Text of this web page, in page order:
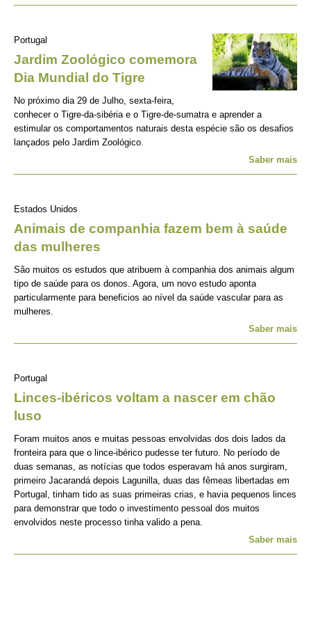
Portugal
Jardim Zoológico comemora
Dia Mundial do Tigre
No próximo dia 29 de Julho, sexta-feira,
conhecer o Tigre-da-sibéria e o Tigre-de-sumatra e aprender a
estimular os comportamentos naturais desta espécie são os desafios
lançados pelo Jardim Zoológico.
Saber mais
Estados Unidos
Animais de companhia fazem bem à saúde
das mulheres
São muitos os estudos que atribuem à companhia dos animais algum
tipo de saúde para os donos. Agora, um novo estudo aponta
particularmente para beneficios ao nível da saúde vascular para as
mulheres.
Saber mais
Portugal
Linces-ibéricos voltam a nascer em chão
luso
Foram muitos anos e muitas pessoas envolvidas dos dois lados da
fronteira para que o lince-ibérico pudesse ter futuro. No período de
duas semanas, as notícias que todos esperavam há anos surgiram,
primeiro Jacarandá depois Lagunilla, duas das fêmeas libertadas em
Portugal, tinham tido as suas primeiras crias, e havia pequenos linces
para demonstrar que todo o investimento pessoal dos muitos
envolvidos neste processo tinha valido a pena.
Saber mais